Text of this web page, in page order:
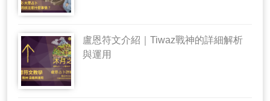
盧恩符文介紹｜Tiwaz戰神的詳細解析
與運用